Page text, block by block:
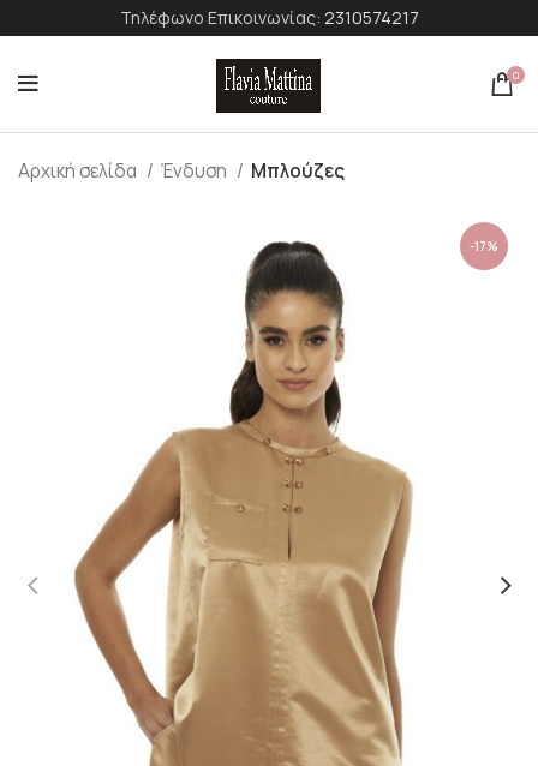
Τηλέφωνο Επικοινωνίας: 2310574217
0
Αρχική σελίδα Ένδυση Μπλούζες
-17%